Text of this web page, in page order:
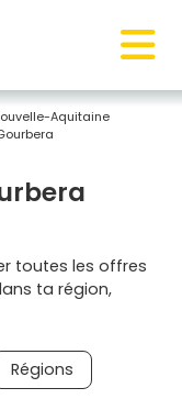
Aquitaine
toutes les offres
ta région,
Régions